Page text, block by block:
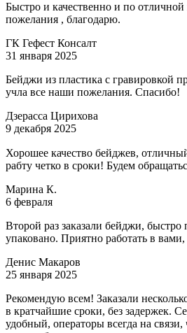
Быстро и качественно и по отличной
пожелания , благодарю.
ГК Гефест Консалт
31 января 2025
Бейджи из пластика с гравировкой
учла все наши пожелания. Спасибо!
Дзерасса Цирихова
9 декабря 2025
Хорошее качество бейджев,
рабту четко в сроки! Будем
Марина К.
6 февраля
Второй раз заказали бейджи,
упаковано. Приятно работать в
Денис Макаров
25 января 2025
Рекомендую всем! Заказали
в кратчайшие сроки, без задержек.
удобный, операторы всегда на